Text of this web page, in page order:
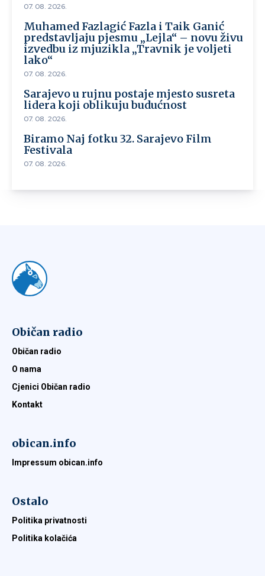
07. 08. 2026.
Muhamed Fazlagić Fazla i Taik Ganić
predstavljaju pjesmu „Lejla“ – novu živu
izvedbu iz mjuzikla „Travnik je voljeti
lako“
07. 08. 2026.
Sarajevo u rujnu postaje mjesto susreta
lidera koji oblikuju budućnost
07. 08. 2026.
Biramo Naj fotku 32. Sarajevo Film
Festivala
07. 08. 2026.
Običan radio
Običan radio
O nama
Cjenici Običan radio
Kontakt
obican.info
Impressum obican.info
Ostalo
Politika privatnosti
Politika kolačića